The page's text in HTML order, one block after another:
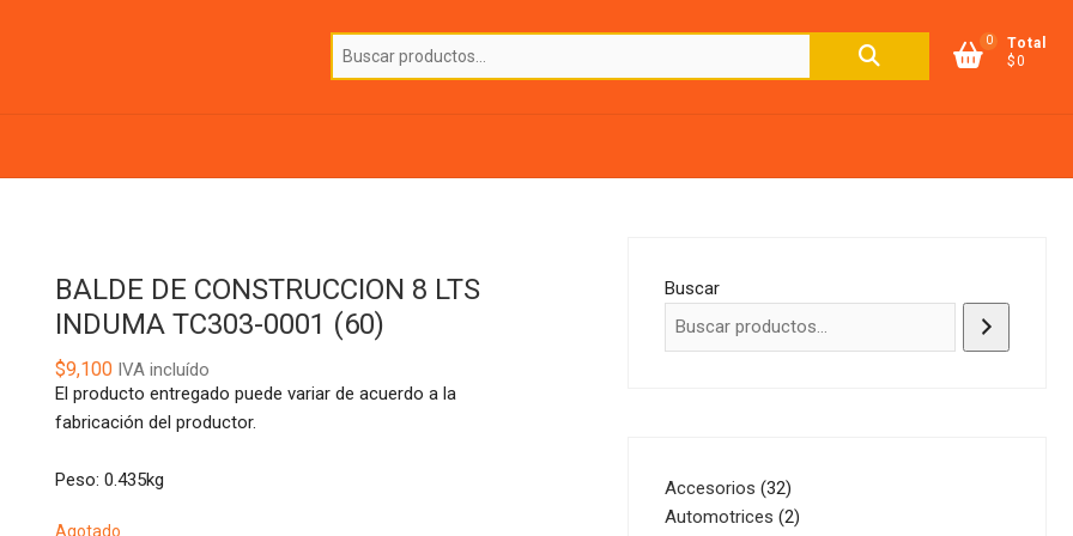
Buscar
0
Total
$0
BALDE DE CONSTRUCCION 8 LTS
INDUMA TC303-0001 (60)
$9,100 IVA incluído
El producto entregado puede variar de acuerdo a la
fabricación del productor.
Peso: 0.435kg
Agotado
Buscar
Accesorios 3232
productos
Automotrices 22